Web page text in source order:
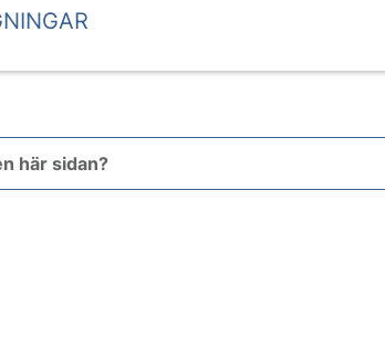
här sidan?